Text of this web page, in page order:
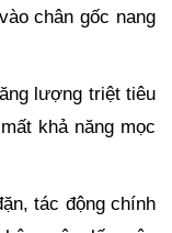
chân gốc nang
lượng triệt tiêu
khả năng mọc
tác động chính